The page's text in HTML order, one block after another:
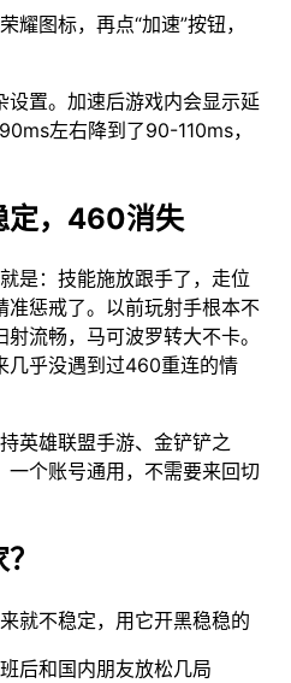
耀图标，再点“加速”按钮，
设置。加速后游戏内会显示延
左右降到了90-110ms，
定，460消失
是：技能施放跟手了，走位
准惩戒了。以前玩射手根本不
流畅，马可波罗转大不卡。
几乎没遇到过460重连的情
英雄联盟手游、金铲铲之
一个账号通用，不需要来回切
就不稳定，用它开黑稳稳的
后和国内朋友放松几局